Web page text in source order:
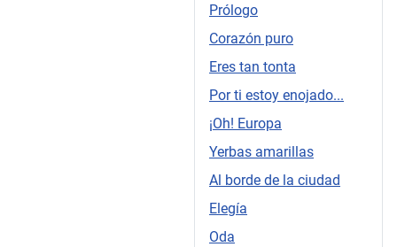
Prólogo
Corazón puro
Eres tan tonta
Por ti estoy enojado...
¡Oh! Europa
Yerbas amarillas
Al borde de la ciudad
Elegía
Oda